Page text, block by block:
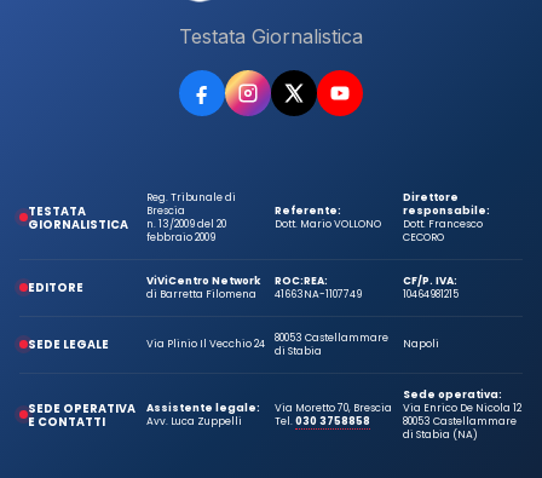
Testata Giornalistica
TESTATA
GIORNALISTICA
Reg. Tribunale di
Brescia
n. 13/2009 del 20
febbraio 2009
Referente:
Dott. Mario VOLLONO
Direttore
responsabile:
Dott. Francesco
CECORO
EDITORE
ViViCentro Network
di Barretta Filomena
ROC:
41663
REA:
NA-1107749
CF/P. IVA:
10464981215
SEDE LEGALE Via Plinio Il Vecchio 24
80053 Castellammare
di Stabia
Napoli
SEDE OPERATIVA
E CONTATTI
Assistente legale:
Avv. Luca Zuppelli
Via Moretto 70, Brescia
Tel.030 3758858
Sede operativa:
Via Enrico De Nicola 12
80053 Castellammare
di Stabia (NA)